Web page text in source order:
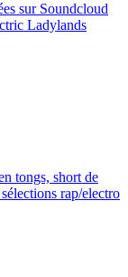
sur Soundcloud
Ladylands
tongs, short de
rap/electro